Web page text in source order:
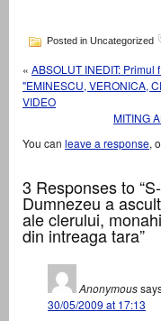
Posted in Uncategorized
« ABSOLUT INEDIT:
"EMINESCU, VERONICA,
VIDEO
MITING
You can leave a response,
3 Responses to
Dumnezeu a
ale clerului,
din intreaga tara”
Anonymous
30/05/2009 at 17:13